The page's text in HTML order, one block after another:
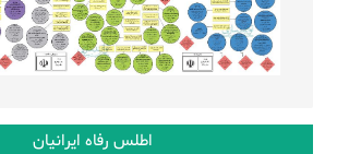
اطلس رفاه ایرانیان